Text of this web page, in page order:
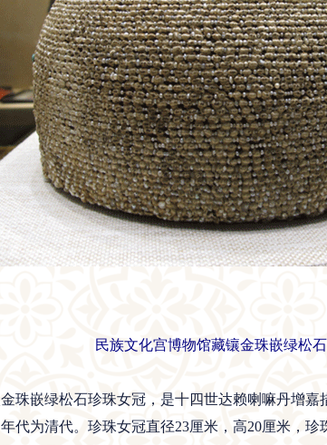
民族文化宫博物馆藏镶金珠嵌绿松
嵌绿松石珍珠女冠，是十四世达赖喇嘛丹增嘉
代为清代。珍珠女冠直径23厘米，高20厘米，